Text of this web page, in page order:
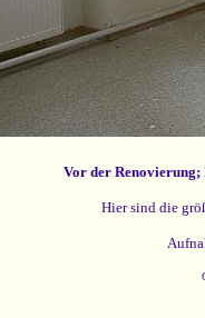
Vor der Renovierung;
Hier sind die